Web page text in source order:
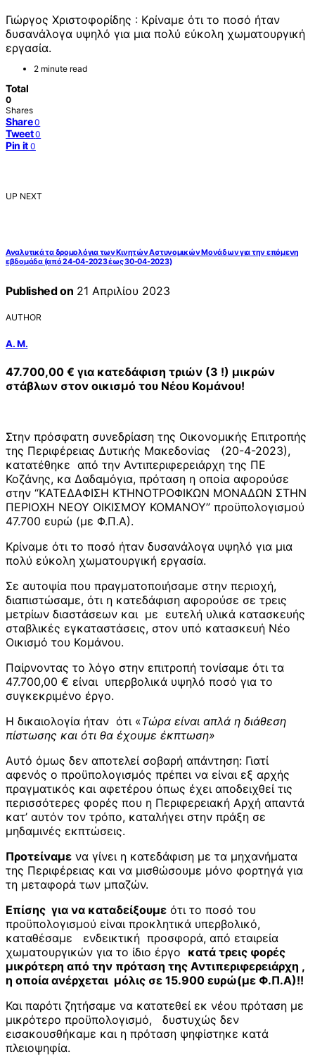
Γιώργος Χριστοφορίδης : Κρίναμε ότι το ποσό ήταν
δυσανάλογα υψηλό για μια πολύ εύκολη χωματουργική
εργασία.
2 minute read
Total
0
Shares
Share 0
Tweet 0
Pin it 0
UP NEXT
Αναλυτικά τα δρομολόγια των Κινητών Αστυνομικών Μονάδων για την επόμενη
εβδομάδα (από 24-04-2023 έως 30-04-2023)
Published on 21 Απριλίου 2023
AUTHOR
Α. Μ.
47.700,00 € για κατεδάφιση τριών (3 !) μικρών
στάβλων στον οικισμό του Νέου Κομάνου!
Στην πρόσφατη συνεδρίαση της Οικονομικής Επιτροπής
της Περιφέρειας Δυτικής Μακεδονίας (20-4-2023),
κατατέθηκε από την Αντιπεριφερειάρχη της ΠΕ
Κοζάνης, κα Δαδαμόγια, πρόταση η οποία αφορούσε
στην “ΚΑΤΕΔΑΦΙΣΗ ΚΤΗΝΟΤΡΟΦΙΚΩΝ ΜΟΝΑΔΩΝ ΣΤΗΝ
ΠΕΡΙΟΧΗ ΝΕΟΥ ΟΙΚΙΣΜΟΥ ΚΟΜΑΝΟΥ” προϋπολογισμού
47.700 ευρώ (με Φ.Π.Α).
Κρίναμε ότι το ποσό ήταν δυσανάλογα υψηλό για μια
πολύ εύκολη χωματουργική εργασία.
Σε αυτοψία που πραγματοποιήσαμε στην περιοχή,
διαπιστώσαμε, ότι η κατεδάφιση αφορούσε σε τρεις
μετρίων διαστάσεων και με ευτελή υλικά κατασκευής
σταβλικές εγκαταστάσεις, στον υπό κατασκευή Νέο
Οικισμό του Κομάνου.
Παίρνοντας το λόγο στην επιτροπή τονίσαμε ότι τα
47.700,00 € είναι υπερβολικά υψηλό ποσό για το
συγκεκριμένο έργο.
Η δικαιολογία ήταν ότι «Τώρα είναι απλά η διάθεση
πίστωσης και ότι θα έχουμε έκπτωση»
Αυτό όμως δεν αποτελεί σοβαρή απάντηση: Γιατί
αφενός ο προϋπολογισμός πρέπει να είναι εξ αρχής
πραγματικός και αφετέρου όπως έχει αποδειχθεί τις
περισσότερες φορές που η Περιφερειακή Αρχή απαντά
κατ’ αυτόν τον τρόπο, καταλήγει στην πράξη σε
μηδαμινές εκπτώσεις.
Προτείναμε να γίνει η κατεδάφιση με τα μηχανήματα
της Περιφέρειας και να μισθώσουμε μόνο φορτηγά για
τη μεταφορά των μπαζών.
Επίσης για να καταδείξουμε ότι το ποσό του
προϋπολογισμού είναι προκλητικά υπερβολικό,
καταθέσαμε ενδεικτική προσφορά, από εταιρεία
χωματουργικών για το ίδιο έργο κατά τρεις φορές
μικρότερη από την πρόταση της Αντιπεριφερειάρχη ,
η οποία ανέρχεται μόλις σε 15.900 ευρώ(με Φ.Π.Α)!!
Και παρότι ζητήσαμε να κατατεθεί εκ νέου πρόταση με
μικρότερο προϋπολογισμό, δυστυχώς δεν
εισακουσθήκαμε και η πρόταση ψηφίστηκε κατά
πλειοψηφία.